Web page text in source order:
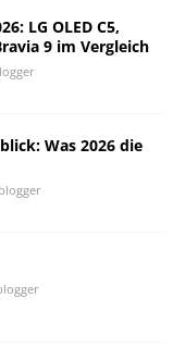
LG OLED C5,
9 im Vergleich
Was 2026 die